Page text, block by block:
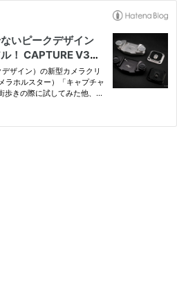
いピークデザイン
！ CAPTURE V3レ
ザイン）の新型カメラクリ
ラホルスター）「キャプチャ
歩きの際に試してみた他、先
実感できたので、今回はも